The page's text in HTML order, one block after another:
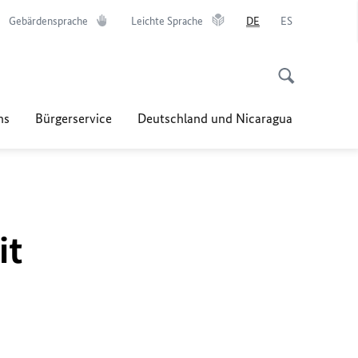
Gebärdensprache Leichte Sprache DE ES
Bürgerservice Deutschland und Nicaragua